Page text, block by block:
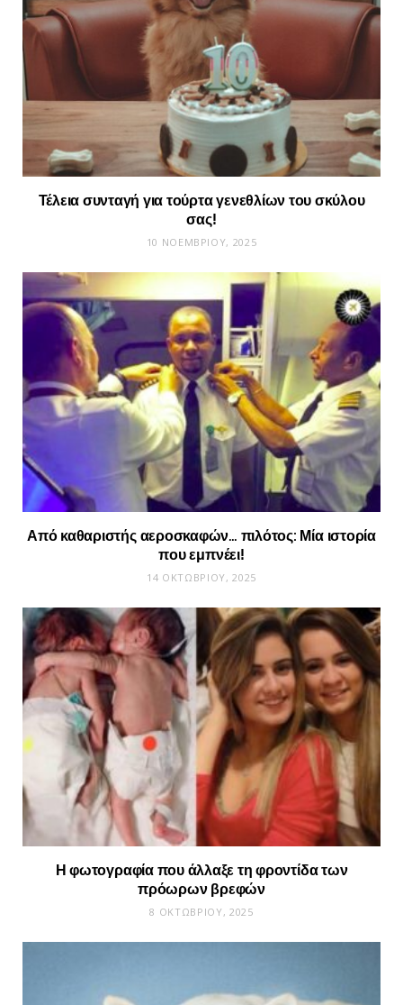
Τέλεια συνταγή για τούρτα γενεθλίων του σκύλου
σας!
10 ΝΟΕΜΒΡΊΟΥ, 2025
Από καθαριστής αεροσκαφών… πιλότος: Μία ιστορία
που εμπνέει!
14 ΟΚΤΩΒΡΊΟΥ, 2025
Η φωτογραφία που άλλαξε τη φροντίδα των
πρόωρων βρεφών
8 ΟΚΤΩΒΡΊΟΥ, 2025